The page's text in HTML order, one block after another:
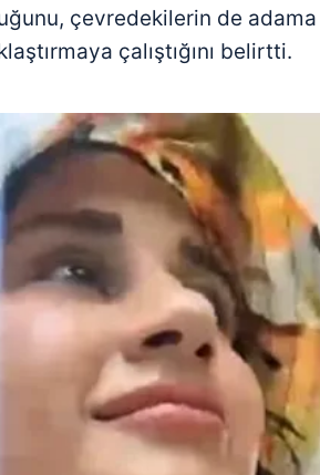
çevredekilerin de adama
çalıştığını belirtti.